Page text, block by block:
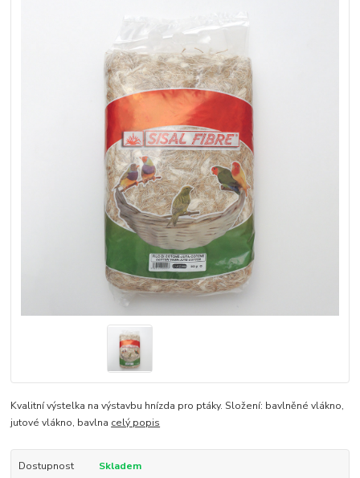
Kvalitní výstelka na výstavbu hnízda pro ptáky. Složení: bavlněné vlákno,
jutové vlákno, bavlna celý popis
Dostupnost Skladem